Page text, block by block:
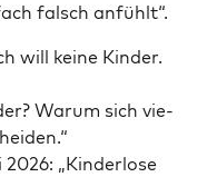
falsch anfühlt“.
will kei­ne Kin­der.
War­um sich vie­
2026: „Kin­der­lo­se